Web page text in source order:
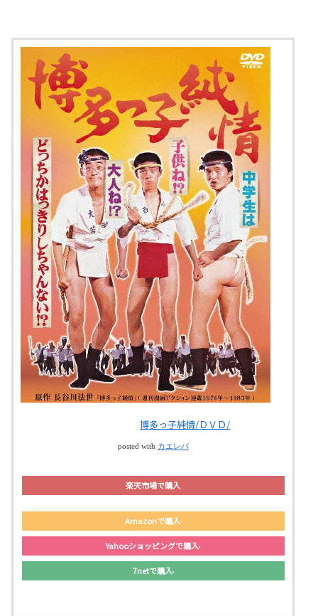
博多っ子純情/ＤＶＤ/
posted with カエレバ
楽天市場で購入
Amazonで購入
Yahooショッピングで購入
7netで購入